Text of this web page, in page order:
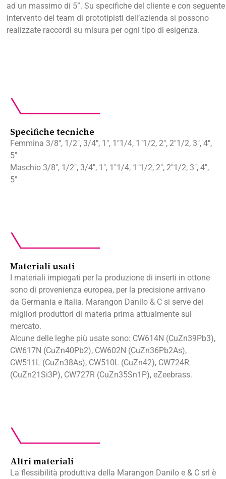
ad un massimo di 5”. Su specifiche del cliente e con seguente
intervento del team di prototipisti dell’azienda si possono
realizzate raccordi su misura per ogni tipo di esigenza.
Specifiche tecniche
Femmina 3/8″, 1/2″, 3/4″, 1″, 1″1/4, 1″1/2, 2″, 2″1/2, 3″, 4″,
5″
Maschio 3/8″, 1/2″, 3/4″, 1″, 1″1/4, 1″1/2, 2″, 2″1/2, 3″, 4″,
5″
Materiali usati
I materiali impiegati per la produzione di inserti in ottone
sono di provenienza europea, per la precisione arrivano
da Germania e Italia. Marangon Danilo & C si serve dei
migliori produttori di materia prima attualmente sul
mercato.
Alcune delle leghe più usate sono: CW614N (CuZn39Pb3),
CW617N (CuZn40Pb2), CW602N (CuZn36Pb2As),
CW511L (CuZn38As), CW510L (CuZn42), CW724R
(CuZn21Si3P), CW727R (CuZn35Sn1P), eZeebrass.
Altri materiali
La flessibilità produttiva della Marangon Danilo e & C srl è